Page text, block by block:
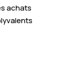
achats